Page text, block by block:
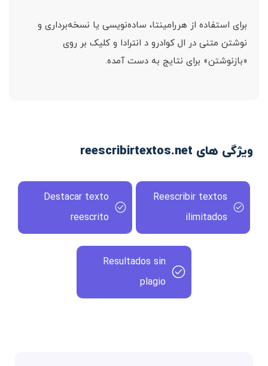
برای استفاده از هررامینتا، ساده‌نویسی یا نسخه‌برداری و
نوشتن متنی در ال کوادرو د انترادا و کلیک بر روی
«بازنوشتن» برای نتایج به دست آمده.
ویژگی های reescribirtextos.net
Reescribir textos
ilimitados
Destacar texto
reescrito
Resultados sin
plagio